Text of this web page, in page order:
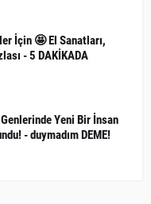
İçin 🤩 El Sanatları,
- 5 DAKİKADA
Yeni Bir İnsan
- duymadım DEME!